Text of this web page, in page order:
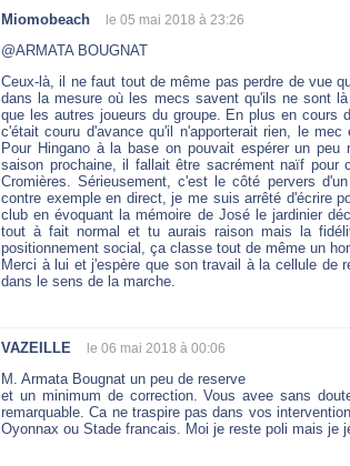
Miomobeach le 05 mai 2018 à 23:26
@ARMATA BOUGNAT
Ceux-là, il ne faut tout de même pas perdre de vue
dans la mesure où les mecs savent qu'ils ne sont
que les autres joueurs du groupe. En plus en cours
c'était couru d'avance qu'il n'apporterait rien, le
Pour Hingano à la base on pouvait espérer un
saison prochaine, il fallait être sacrément naïf
Cromières. Sérieusement, c'est le côté pervers
contre exemple en direct, je me suis arrêté d'écrire
club en évoquant la mémoire de José le jardinier
tout à fait normal et tu aurais raison mais la
positionnement social, ça classe tout de même un
Merci à lui et j'espère que son travail à la cellule de
dans le sens de la marche.
VAZEILLE le 06 mai 2018 à 00:06
M. Armata Bougnat un peu de reserve
et un minimum de correction. Vous avee sans
remarquable. Ca ne traspire pas dans vos
Oyonnax ou Stade francais. Moi je reste poli mais je